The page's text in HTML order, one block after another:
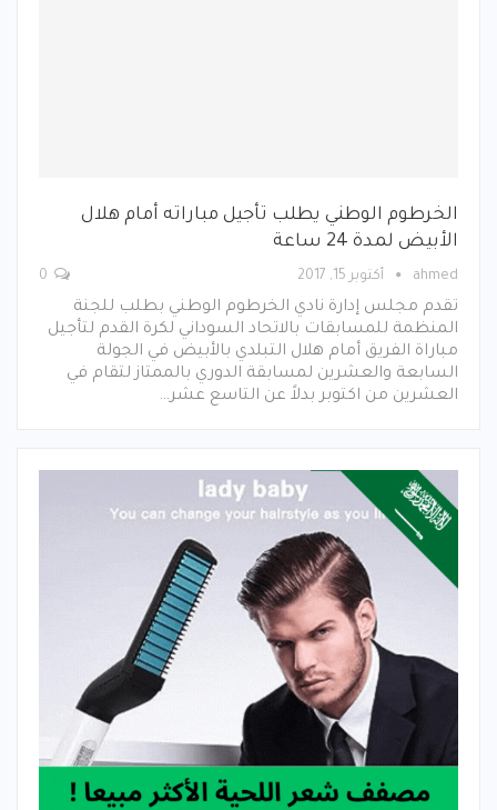
الخرطوم الوطني يطلب تأجيل مباراته أمام هلال
الأبيض لمدة 24 ساعة
ahmed أكتوبر 15, 2017
تقدم مجلس إدارة نادي الخرطوم الوطني بطلب للجنة
المنظمة للمسابقات بالاتحاد السوداني لكرة القدم لتأجيل
مباراة الفريق أمام هلال التبلدي بالأبيض في الجولة
السابعة والعشرين لمسابقة الدوري بالممتاز لتقام في
العشرين من اكتوبر بدلاً عن التاسع عشر…